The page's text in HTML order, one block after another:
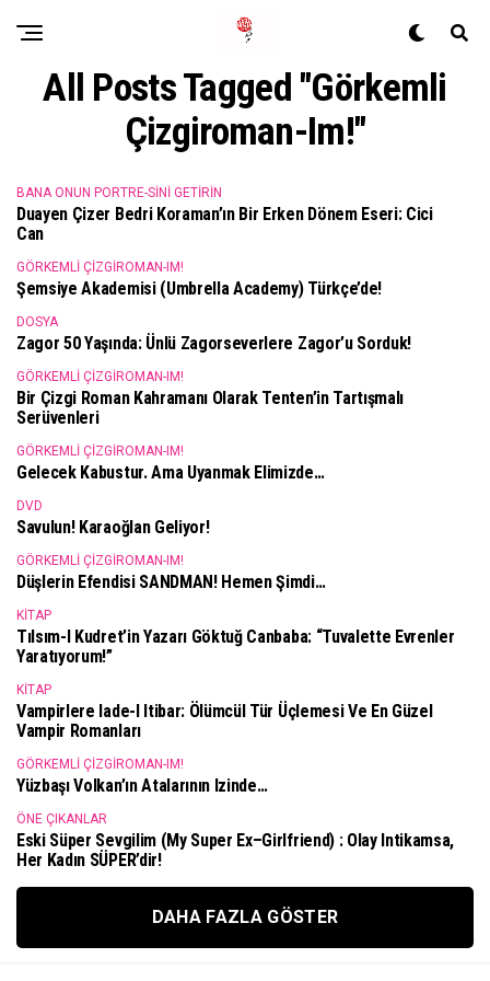
All Posts Tagged "Görkemli
Çizgiroman-Im!"
BANA ONUN PORTRE-SINI GETIRIN
Duayen Çizer Bedri Koraman’ın Bir Erken Dönem Eseri: Cici
Can
GÖRKEMLI ÇIZGIROMAN-IM!
Şemsiye Akademisi (Umbrella Academy) Türkçe’de!
DOSYA
Zagor 50 Yaşında: Ünlü Zagorseverlere Zagor’u Sorduk!
GÖRKEMLI ÇIZGIROMAN-IM!
Bir Çizgi Roman Kahramanı Olarak Tenten’in Tartışmalı
Serüvenleri
GÖRKEMLI ÇIZGIROMAN-IM!
Gelecek Kabustur. Ama Uyanmak Elimizde…
DVD
Savulun! Karaoğlan Geliyor!
GÖRKEMLI ÇIZGIROMAN-IM!
Düşlerin Efendisi SANDMAN! Hemen Şimdi…
KITAP
Tılsım-I Kudret’in Yazarı Göktuğ Canbaba: “Tuvalette Evrenler
Yaratıyorum!”
KITAP
Vampirlere Iade-I Itibar: Ölümcül Tür Üçlemesi Ve En Güzel
Vampir Romanları
GÖRKEMLI ÇIZGIROMAN-IM!
Yüzbaşı Volkan’ın Atalarının Izinde…
ÖNE ÇIKANLAR
Eski Süper Sevgilim (My Super Ex–Girlfriend) : Olay Intikamsa,
Her Kadın SÜPER’dir!
DAHA FAZLA GÖSTER